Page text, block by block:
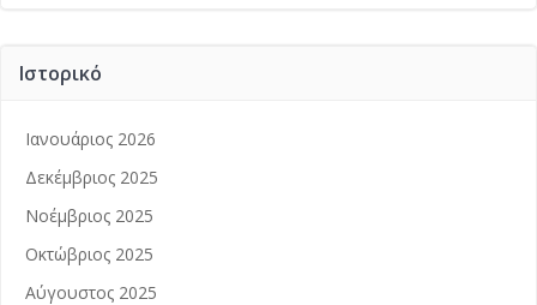
Ιστορικό
Ιανουάριος 2026
Δεκέμβριος 2025
Νοέμβριος 2025
Οκτώβριος 2025
Αύγουστος 2025